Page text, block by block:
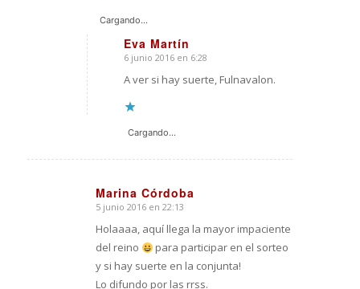
Cargando...
Eva Martín
Dice:
6 junio 2016 en 6:28
A ver si hay suerte, Fulnavalon.
Cargando...
Marina Córdoba
Dice:
5 junio 2016 en 22:13
Holaaaa, aquí llega la mayor impaciente
del reino
para participar en el sorteo
y si hay suerte en la conjunta!
Lo difundo por las rrss.